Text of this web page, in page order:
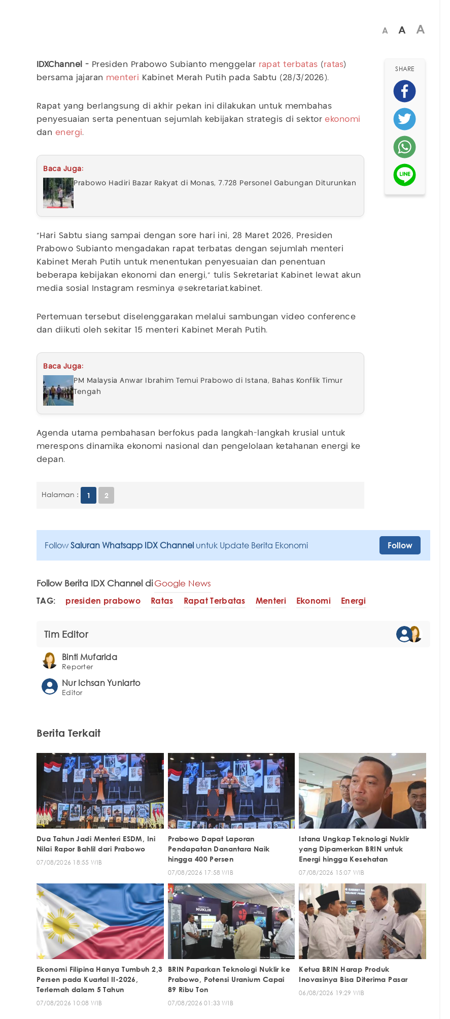
A A A
IDXChannel - Presiden Prabowo Subianto menggelar rapat terbatas ( ratas)
bersama jajaran menteri Kabinet Merah Putih pada Sabtu (28/3/2026).
Rapat yang berlangsung di akhir pekan ini dilakukan untuk membahas
penyesuaian serta penentuan sejumlah kebijakan strategis di sektorekonomi
dan energi.
Baca Juga:
Prabowo Hadiri Bazar Rakyat di Monas, 7.728 Personel Gabungan Diturunkan
"Hari Sabtu siang sampai dengan sore hari ini, 28 Maret 2026, Presiden
Prabowo Subianto mengadakan rapat terbatas dengan sejumlah menteri
Kabinet Merah Putih untuk menentukan penyesuaian dan penentuan
beberapa kebijakan ekonomi dan energi," tulis Sekretariat Kabinet lewat akun
media sosial Instagram resminya @sekretariat.kabinet.
Pertemuan tersebut diselenggarakan melalui sambungan video conference
dan diikuti oleh sekitar 15 menteri Kabinet Merah Putih.
Baca Juga:
PM Malaysia Anwar Ibrahim Temui Prabowo di Istana, Bahas Konflik Timur
Tengah
Agenda utama pembahasan berfokus pada langkah-langkah krusial untuk
merespons dinamika ekonomi nasional dan pengelolaan ketahanan energi ke
depan.
Halaman : 1 2
SHARE
Follow Saluran Whatsapp IDX Channel untuk Update Berita Ekonomi Follow
Follow Berita IDX Channel diGoogle News
TAG: presiden prabowo Ratas Rapat Terbatas Menteri Ekonomi Energi
Tim Editor
Binti Mufarida
Reporter
Nur Ichsan Yuniarto
Editor
Berita Terkait
Dua Tahun Jadi Menteri ESDM, Ini
Nilai Rapor Bahlil dari Prabowo
07/08/2026 18:55 WIB
Prabowo Dapat Laporan
Pendapatan Danantara Naik
hingga 400 Persen
07/08/2026 17:58 WIB
Istana Ungkap Teknologi Nuklir
yang Dipamerkan BRIN untuk
Energi hingga Kesehatan
07/08/2026 15:07 WIB
Ekonomi Filipina Hanya Tumbuh 2,3
Persen pada Kuartal II-2026,
Terlemah dalam 5 Tahun
07/08/2026 10:08 WIB
BRIN Paparkan Teknologi Nuklir ke
Prabowo, Potensi Uranium Capai
89 Ribu Ton
07/08/2026 01:33 WIB
Ketua BRIN Harap Produk
Inovasinya Bisa Diterima Pasar
06/08/2026 19:29 WIB